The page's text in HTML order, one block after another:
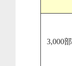
3,000部